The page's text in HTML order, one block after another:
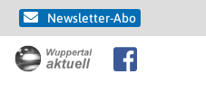
Newsletter-Abo